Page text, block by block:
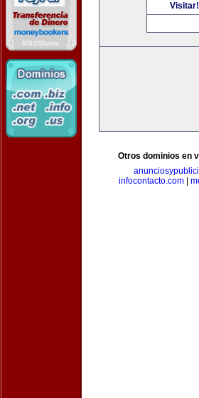
Visitar!
Otros dominios en
infocontacto.com